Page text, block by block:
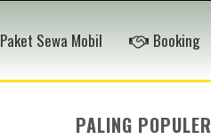
Paket Sewa Mobil Booking
PALING POPULER